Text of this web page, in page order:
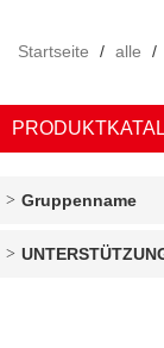
Startseite / alle /
Gruppenname